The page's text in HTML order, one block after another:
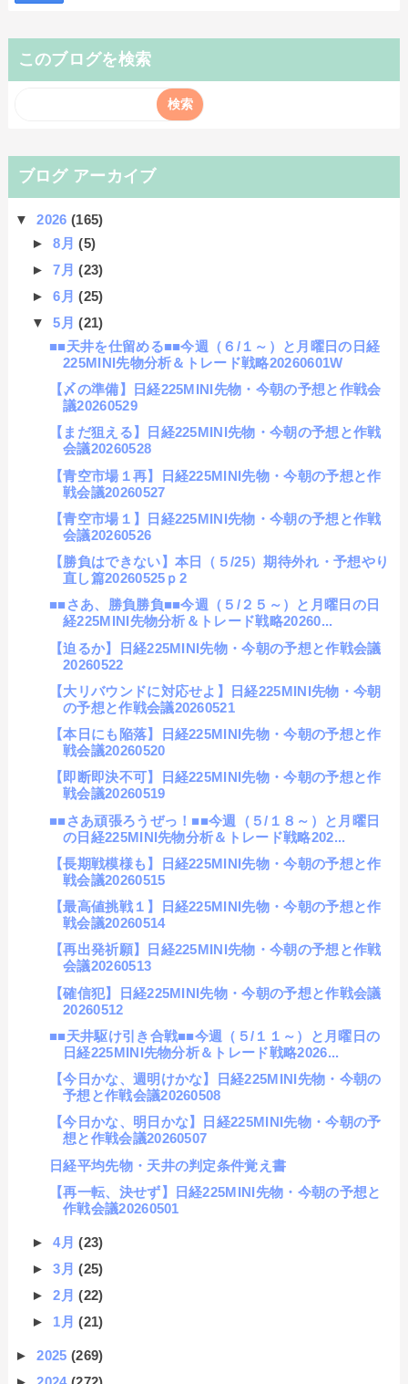
このブログを検索
ブログ アーカイブ
▼2026(165)
►8月(5)
►7月(23)
►6月(25)
▼5月(21)
■■天井を仕留める■■今週（６/１～）と月曜日の日経
225MINI先物分析＆トレード戦略20260601W
【〆の準備】日経225MINI先物・今朝の予想と作戦会
議20260529
【まだ狙える】日経225MINI先物・今朝の予想と作戦
会議20260528
【青空市場１再】日経225MINI先物・今朝の予想と作
戦会議20260527
【青空市場１】日経225MINI先物・今朝の予想と作戦
会議20260526
【勝負はできない】本日（５/25）期待外れ・予想やり
直し篇20260525ｐ2
■■さあ、勝負勝負■■今週（５/２５～）と月曜日の日
経225MINI先物分析＆トレード戦略20260...
【迫るか】日経225MINI先物・今朝の予想と作戦会議
20260522
【大リバウンドに対応せよ】日経225MINI先物・今朝
の予想と作戦会議20260521
【本日にも陥落】日経225MINI先物・今朝の予想と作
戦会議20260520
【即断即決不可】日経225MINI先物・今朝の予想と作
戦会議20260519
■■さあ頑張ろうぜっ！■■今週（５/１８～）と月曜日
の日経225MINI先物分析＆トレード戦略202...
【長期戦模様も】日経225MINI先物・今朝の予想と作
戦会議20260515
【最高値挑戦１】日経225MINI先物・今朝の予想と作
戦会議20260514
【再出発祈願】日経225MINI先物・今朝の予想と作戦
会議20260513
【確信犯】日経225MINI先物・今朝の予想と作戦会議
20260512
■■天井駆け引き合戦■■今週（５/１１～）と月曜日の
日経225MINI先物分析＆トレード戦略2026...
【今日かな、週明けかな】日経225MINI先物・今朝の
予想と作戦会議20260508
【今日かな、明日かな】日経225MINI先物・今朝の予
想と作戦会議20260507
日経平均先物・天井の判定条件覚え書
【再一転、決せず】日経225MINI先物・今朝の予想と
作戦会議20260501
►4月(23)
►3月(25)
►2月(22)
► 1月(21)
►2025(269)